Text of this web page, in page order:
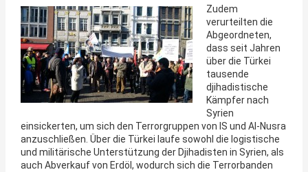
Zudem
verurteilten die
Abgeordneten,
dass seit Jahren
über die Türkei
tausende
djihadistische
Kämpfer nach
Syrien
einsickerten, um sich den Terrorgruppen von IS und Al-Nusra
anzuschließen. Über die Türkei laufe sowohl die logistische
und militärische Unterstützung der Djihadisten in Syrien, als
auch Abverkauf von Erdöl, wodurch sich die Terrorbanden